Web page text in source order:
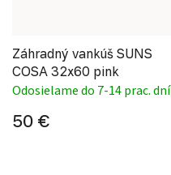
Záhradný vankúš SUNS
COSA 32x60 pink
Odosielame do 7-14 prac. dní
50 €